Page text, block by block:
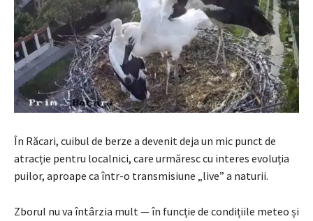
În Răcari, cuibul de berze a devenit deja un mic punct de
atracție pentru localnici, care urmăresc cu interes evoluția
puilor, aproape ca într-o transmisiune „live” a naturii.
Zborul nu va întârzia mult — în funcție de condițiile meteo și